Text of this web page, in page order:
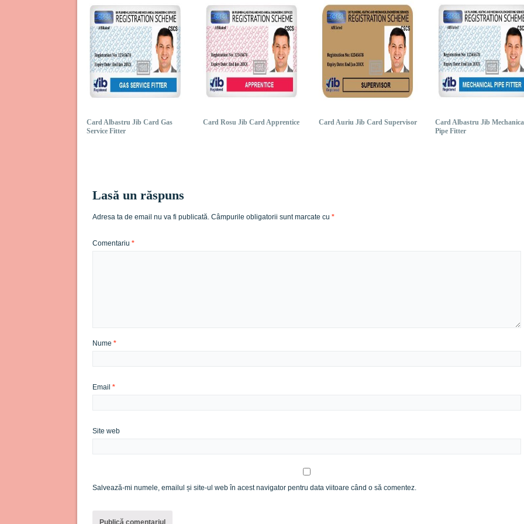
Card Albastru Jib Card Gas
Service Fitter
Card Rosu Jib Card Apprentice Card Auriu Jib Card Supervisor
Card Albastru Jib
Pipe Fitter
Lasă un răspuns
Adresa ta de email nu va fi publicată. Câmpurile obligatorii sunt marcate cu *
Comentariu *
Nume *
Email *
Site web
Salvează-mi numele, emailul și site-ul web în acest navigator pentru data viitoare când o să comentez.